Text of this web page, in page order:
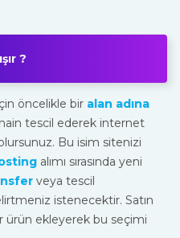
?
öncelikle bir alan adına
tescil ederek internet
Bu isim sitenizi
alımı sırasında yeni
veya tescil
istenecektir. Satın
ürün ekleyerek bu seçimi